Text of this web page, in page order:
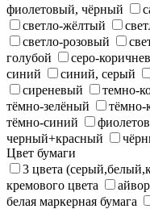
фиолетовый, чёрный
светло-жёлтый
светло-розовый
голубой
серо-
синий
синий, серый
сиреневый
темно-
тёмно-зелёный
тёмно-
тёмно-синий
черный+красный
Цвет бумаги
3 цвета
кремового цвета
белая маркерная бумага